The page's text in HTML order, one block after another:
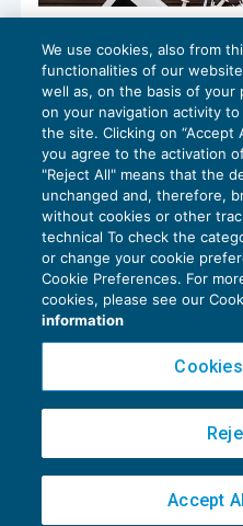
Le particolarità Iva
commerce indiretto
IVA 22/09/2016
diLuca Caramaschi
Copyright 2016 ©Gruppo
Piazza Luigi Einaudi, 10N01
We use cookies, also from
functionalities of our
well as, on the basis of
on your navigation activity
the site. Clicking on “Accept
you agree to the activation
"Reject All" means that the
unchanged and, therefore,
without cookies or other
technical To check the
or change your cookie
Cookie Preferences. For
cookies, please see our
information
Accept